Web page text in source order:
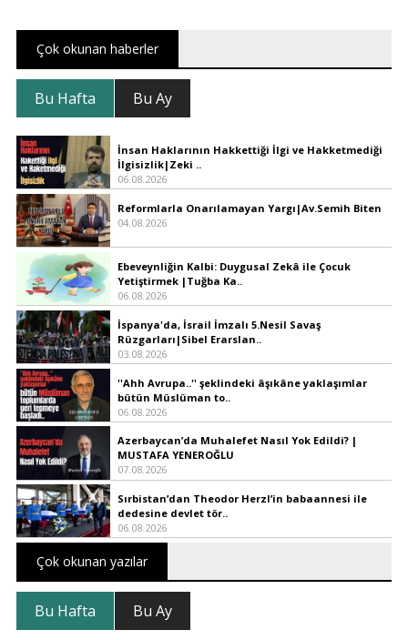
Çok okunan haberler
Bu Hafta Bu Ay
İnsan Haklarının Hakkettiği İlgi ve Hakketmediği
İlgisizlik|Zeki ..
06.08.2026
Reformlarla Onarılamayan Yargı|Av.Semih Biten
04.08.2026
Ebeveynliğin Kalbi: Duygusal Zekâ ile Çocuk
Yetiştirmek |Tuğba Ka..
06.08.2026
İspanya'da, İsrail İmzalı 5.Nesil Savaş
Rüzgarları|Sibel Erarslan..
03.08.2026
''Ahh Avrupa..'' şeklindeki âşıkâne yaklaşımlar
bütün Müslüman to..
06.08.2026
Azerbaycan’da Muhalefet Nasıl Yok Edildi? |
MUSTAFA YENEROĞLU
07.08.2026
Sırbistan’dan Theodor Herzl’in babaannesi ile
dedesine devlet tör..
06.08.2026
Çok okunan yazılar
Bu Hafta Bu Ay